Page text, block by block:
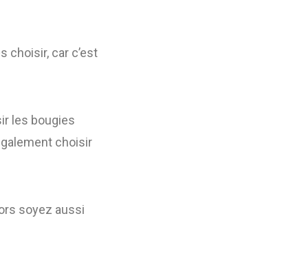
choisir, car c’est
les bougies
choisir
soyez aussi